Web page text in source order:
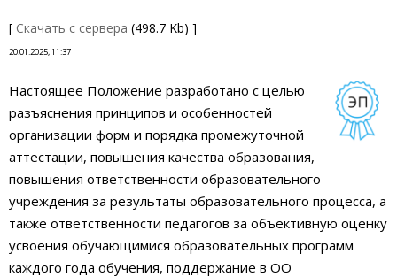
[ Скачать с сервера (498.7 Kb) ]
20.01.2025, 11:37
Настоящее Положение разработано с целью
разъяснения принципов и особенностей
организации форм и порядка промежуточной
аттестации, повышения качества образования,
повышения ответственности образовательного
учреждения за результаты образовательного процесса, а
также ответственности педагогов за объективную оценку
усвоения обучающимися образовательных программ
каждого года обучения, поддержание в ОО